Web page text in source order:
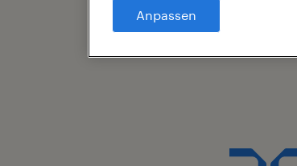
Anpassen